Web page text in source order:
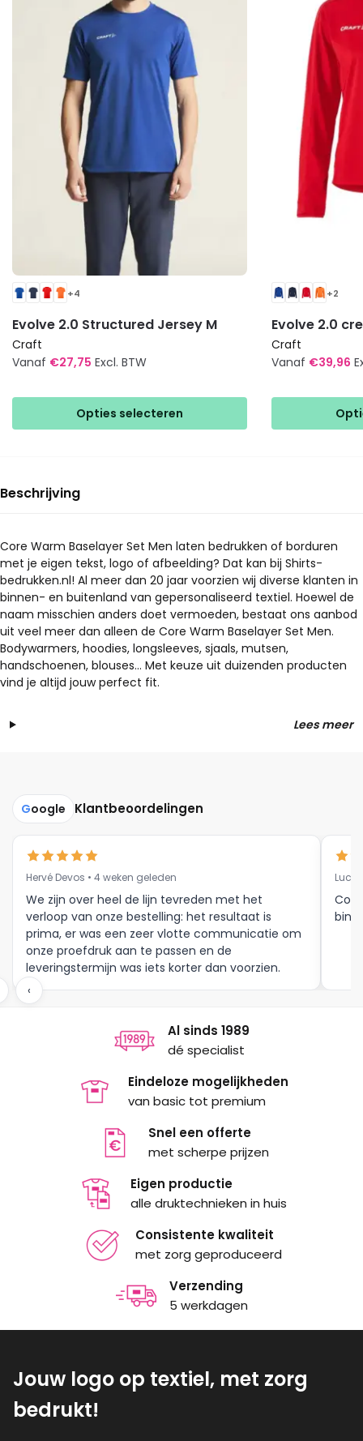
+4
Evolve 2.0 Structured Jersey M
Craft
Vanaf €27,75 Excl. BTW
Opties selecteren
heeft
Deze
gekozen
worden
op
de
productpagina
+2
Evolve 2.0
Craft
Vanaf €39,96
heeft
gekozen
worden
op
de
productpagina
Beschrijving
Core Warm Baselayer Set Men laten bedrukken of borduren
met je eigen tekst, logo of afbeelding? Dat kan bij Shirts-
bedrukken.nl! Al meer dan 20 jaar voorzien wij diverse klanten in
binnen- en buitenland van gepersonaliseerd textiel. Hoewel de
naam misschien anders doet vermoeden, bestaat ons aanbod
uit veel meer dan alleen de Core Warm Baselayer Set Men.
Bodywarmers, hoodies, longsleeves, sjaals, mutsen,
handschoenen, blouses… Met keuze uit duizenden producten
vind je altijd jouw perfect fit.
Lees meer
Google Klantbeoordelingen
Hervé Devos • 4 weken geleden
We zijn over heel de lijn tevreden met het
verloop van onze bestelling: het resultaat is
prima, er was een zeer vlotte communicatie om
onze proefdruk aan te passen en de
leveringstermijn was iets korter dan voorzien.
Meer moet dat niet zijn.
Luc
‹
Al sinds 1989
dé specialist
Eindeloze mogelijkheden
van basic tot premium
Snel een offerte
met scherpe prijzen
Eigen productie
alle druktechnieken in huis
Consistente kwaliteit
met zorg geproduceerd
Verzending
5 werkdagen
Jouw logo op textiel, met zorg
bedrukt!